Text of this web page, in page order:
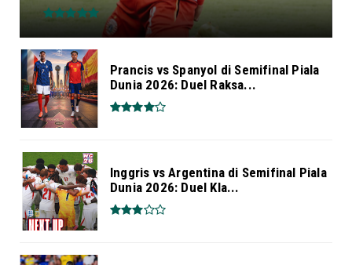
Prancis vs Spanyol di Semifinal Piala
Dunia 2026: Duel Raksa...
Inggris vs Argentina di Semifinal Piala
Dunia 2026: Duel Kla...